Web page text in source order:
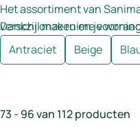
Het assortiment van
verschil maken en je
Dankzij onze ruime
Antraciet
Beige
73 - 96 van 112 producten